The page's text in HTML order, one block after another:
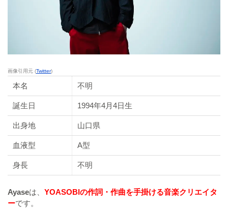
画像引用元 (Twitter)
本名 不明
誕生日 1994年4月4日生
出身地 山口県
血液型 A型
身長 不明
Ayaseは、 YOASOBIの作詞・作曲を手掛ける音楽クリエイタ
ーです。